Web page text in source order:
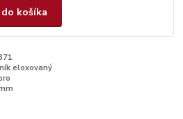
košíka
eloxovaný